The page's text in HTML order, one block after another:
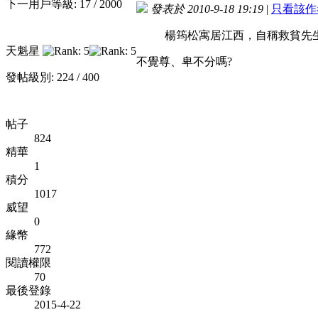
下一用戶等級: 17 / 2000
天魁星
發帖級別: 224 / 400
帖子
824
精華
1
積分
1017
威望
0
緣幣
772
閱讀權限
70
最後登錄
2015-4-22
發表於 2010-9-18 19:19 | 只看該
楊筠松寓居江西，自稱救貧
不覺尊、卑不分嗎?